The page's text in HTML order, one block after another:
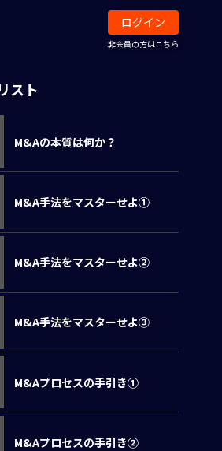
ログイン
非会員の方はこちら
スト
M&Aの本質は何か？
M&A手法をマスターせよ①
M&A手法をマスターせよ②
M&A手法をマスターせよ③
M&Aプロセスの手引き①
M&Aプロセスの手引き②